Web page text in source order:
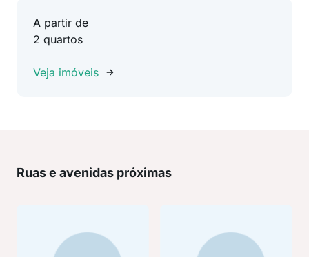
A partir de
2 quartos
Veja imóveis
Ruas e avenidas próximas